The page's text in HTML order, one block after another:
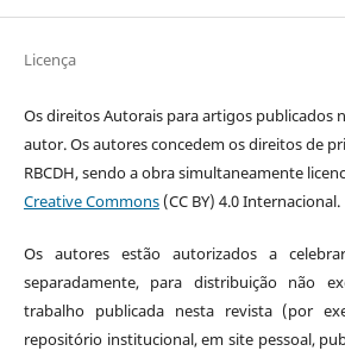
Licença
Os direitos Autorais para artigos publicados
autor. Os autores concedem os direitos de
RBCDH, sendo a obra simultaneamente
Creative Commons(CC BY) 4.0 Internacional.
Os autores estão autorizados a
separadamente, para distribuição não
trabalho publicada nesta revista (por
repositório institucional, em site pessoal,